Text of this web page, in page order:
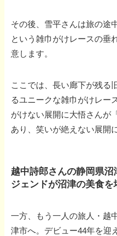
その後、雪平さんは旅の途
という雑巾がけレースの垂
意します。
ここでは、長い廊下が残る
るユニークな雑巾がけレー
がけない展開に大悟さんが
あり、笑いが絶えない展開
越中詩郎さんの静岡県
ジェンドが沼津の美食を
一方、もう一人の旅人・越
津市へ。デビュー44年を迎